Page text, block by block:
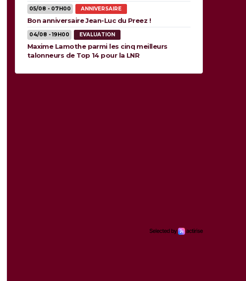
05/08 - 07H00 ANNIVERSAIRE
Bon anniversaire Jean-Luc du Preez !
04/08 - 19H00 EVALUATION
Maxime Lamothe parmi les cinq meilleurs
talonneurs de Top 14 pour la LNR